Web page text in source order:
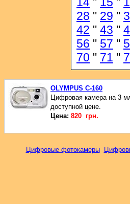
28 " 29 "
42 " 43 "
56 " 57 "
70 " 71 "
OLYMPUS C-160
Цифровая камера на 3
доступной цене.
Цена: 820 грн.
Цифровые фотокамеры